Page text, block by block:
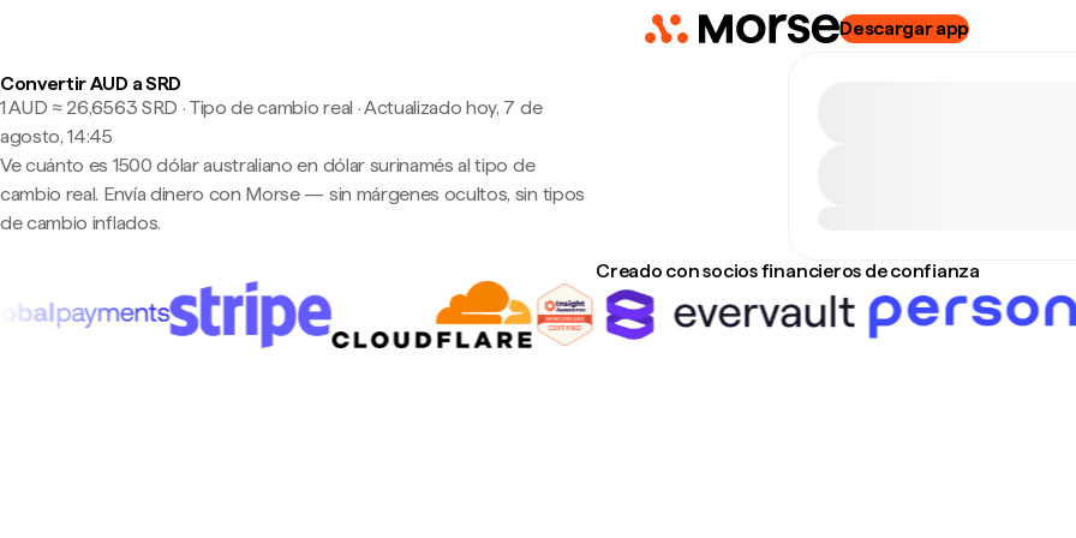
Descargar app
Convertir AUD a SRD
1 AUD ≈ 26,6563 SRD · Tipo de cambio real ·Actualizado hoy, 7 de
agosto, 14:45
Ve cuánto es 1500 dólar australiano en dólar surinamés al tipo de
cambio real. Envía dinero con Morse — sin márgenes ocultos, sin tipos
de cambio inflados.
Creado con socios financieros de confianza